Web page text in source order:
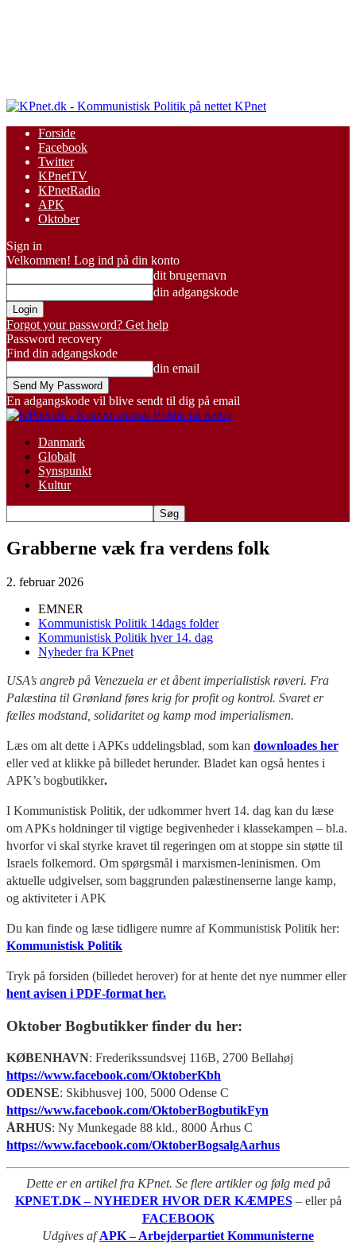
KPnet
Forside
Facebook
Twitter
KPnetTV
KPnetRadio
APK
Oktober
Sign in
Velkommen! Log ind på din konto
dit brugernavn
din adgangskode
Forgot your password? Get help
Password recovery
Find din adgangskode
din email
En adgangskode vil blive sendt til dig på email
Danmark
Globalt
Synspunkt
Kultur
Grabberne væk fra verdens folk
2. februar 2026
EMNER
Kommunistisk Politik 14dags folder
Kommunistisk Politik hver 14. dag
Nyheder fra KPnet
USA’s angreb på Venezuela er et åbent imperialistisk røveri. Fra
Palæstina til Grønland føres krig for profit og kontrol. Svaret er
fælles modstand, solidaritet og kamp mod imperialismen.
Læs om alt dette i APKs uddelingsblad, som kan downloades her
eller ved at klikke på billedet herunder. Bladet kan også hentes i
APK’s bogbutikker.
I Kommunistisk Politik, der udkommer hvert 14. dag kan du læse
om APKs holdninger til vigtige begivenheder i klassekampen – bl.a.
hvorfor vi skal styrke kravet til regeringen om at stoppe sin støtte til
Israels folkemord. Om spørgsmål i marxismen-leninismen. Om
aktuelle udgivelser, som baggrunden palæstinenserne lange kamp,
og aktiviteter i APK
Du kan finde og læse tidligere numre af Kommunistisk Politik her:
Kommunistisk Politik
Tryk på forsiden (billedet herover) for at hente det nye nummer eller
hent avisen i PDF-format her.
Oktober Bogbutikker finder du her:
KØBENHAVN: Frederikssundsvej 116B, 2700 Bellahøj
https://www.facebook.com/OktoberKbh
ODENSE: Skibhusvej 100, 5000 Odense C
https://www.facebook.com/OktoberBogbutikFyn
ÅRHUS: Ny Munkegade 88 kld., 8000 Århus C
https://www.facebook.com/OktoberBogsalgAarhus
Dette er en artikel fra KPnet. Se flere artikler og følg med på
KPNET.DK – NYHEDER HVOR DER KÆMPES – eller på
FACEBOOK
Udgives afAPK – Arbejderpartiet Kommunisterne